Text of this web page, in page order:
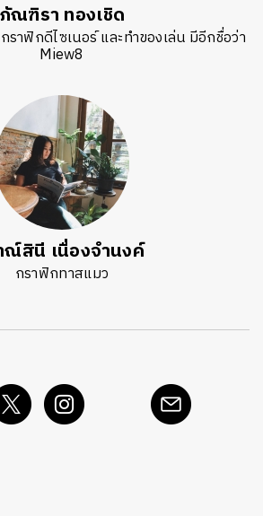
ภัณฑิรา ทองเชิด
าฟิกดีไซเนอร์ และทำของเล่น มีอีกชื่อว่า
Miew8
สินี เนื่องจำนงค์
กราฟิกทาสแมว